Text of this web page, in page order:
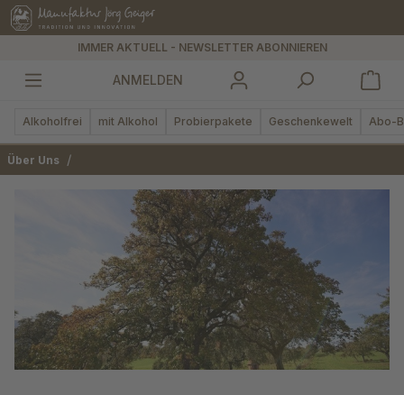
springen
IMMER AKTUELL - NEWSLETTER ABONNIEREN
ANMELDEN
Alkoholfrei mit Alkohol Probierpakete Geschenkewelt Abo-
Über Uns /